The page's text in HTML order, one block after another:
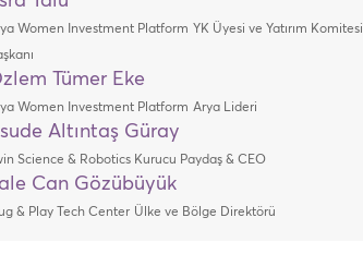
Women Investment Platform YK Üyesi ve Yatırım Komitesi
Tümer Eke
Women Investment Platform Arya Lideri
Altıntaş Güray
Science & Robotics Kurucu Paydaş & CEO
Can Gözübüyük
& Play Tech Center Ülke ve Bölge Direktörü